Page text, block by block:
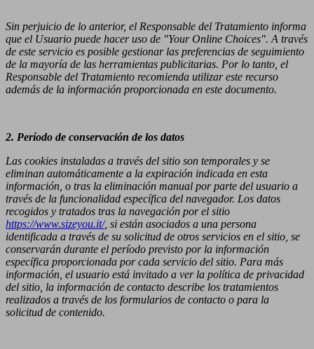
Sin perjuicio de lo anterior, el Responsable del Tratamiento informa
que el Usuario puede hacer uso de "Your Online Choices". A través
de este servicio es posible gestionar las preferencias de seguimiento
de la mayoría de las herramientas publicitarias. Por lo tanto, el
Responsable del Tratamiento recomienda utilizar este recurso
además de la información proporcionada en este documento.
2. Período de conservación de los datos
Las cookies instaladas a través del sitio son temporales y se
eliminan automáticamente a la expiración indicada en esta
información, o tras la eliminación manual por parte del usuario a
través de la funcionalidad específica del navegador. Los datos
recogidos y tratados tras la navegación por el sitio
https://www.sizeyou.it/, si están asociados a una persona
identificada a través de su solicitud de otros servicios en el sitio, se
conservarán durante el período previsto por la información
específica proporcionada por cada servicio del sitio. Para más
información, el usuario está invitado a ver la política de privacidad
del sitio, la información de contacto describe los tratamientos
realizados a través de los formularios de contacto o para la
solicitud de contenido.